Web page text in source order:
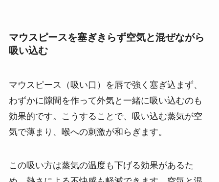
マウスピースを塞ぎきらず空気と混ぜながら
吸い込む
マウスピース（吸い口）を唇で強く塞ぎ込まず、
わずかに隙間を作って外気と一緒に吸い込むのも
効果的です。こうすることで、吸い込む蒸気が空
気で薄まり、喉への刺激が和らぎます。
この吸い方は蒸気の温度も下げる効果があるた